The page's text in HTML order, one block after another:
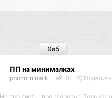
ПП на минималках
pponminimalki 0 Поделиться
Не про диеты, про здоровье. Только самое важное.
Хаб